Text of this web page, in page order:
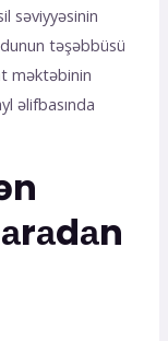
səviyyəsinin
təşəbbüsü
məktəbinin
əlifbasında